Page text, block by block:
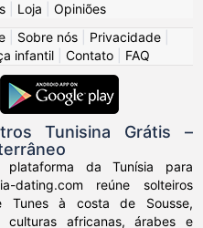
Loja
Opiniões
Sobre nós Privacidade
infantil Contato FAQ
Tunisina Grátis –
da Tunísia para
dating.com reúne solteiros
Tunes à costa de Sousse,
africanas, árabes e